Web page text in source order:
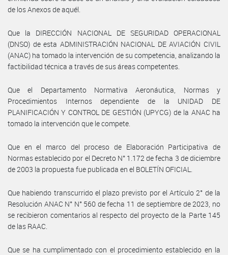
de los Anexos de aquél.
Que la DIRECCIÓN NACIONAL DE SEGURIDAD OPERACIONAL
(DNSO) de esta ADMINISTRACIÓN NACIONAL DE AVIACIÓN CIVIL
(ANAC) ha tomado la intervención de su competencia, analizando la
factibilidad técnica a través de sus áreas competentes.
Que el Departamento Normativa Aeronáutica, Normas y
Procedimientos Internos dependiente de la UNIDAD DE
PLANIFICACIÓN Y CONTROL DE GESTIÓN (UPYCG) de la ANAC ha
tomado la intervención que le compete.
Que en el marco del proceso de Elaboración Participativa de
Normas establecido por el Decreto N° 1.172 de fecha 3 de diciembre
de 2003 la propuesta fue publicada en el BOLETÍN OFICIAL.
Que habiendo transcurrido el plazo previsto por el Artículo 2° de la
Resolución ANAC N° N° 560 de fecha 11 de septiembre de 2023, no
se recibieron comentarios al respecto del proyecto de la Parte 145
de las RAAC.
Que se ha cumplimentado con el procedimiento establecido en la